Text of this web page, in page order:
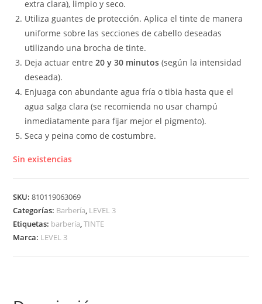
extra clara), limpio y seco.
Utiliza guantes de protección. Aplica el tinte de manera
uniforme sobre las secciones de cabello deseadas
utilizando una brocha de tinte.
Deja actuar entre20 y 30 minutos (según la intensidad
deseada).
Enjuaga con abundante agua fría o tibia hasta que el
agua salga clara (se recomienda no usar champú
inmediatamente para fijar mejor el pigmento).
Seca y peina como de costumbre.
Sin existencias
SKU:810119063069
Categorías: Barbería, LEVEL 3
Etiquetas: barbería,TINTE
Marca: LEVEL 3